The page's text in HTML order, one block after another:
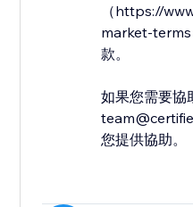
（https://
market-terms
款。
如果您需要協
您提供協助。